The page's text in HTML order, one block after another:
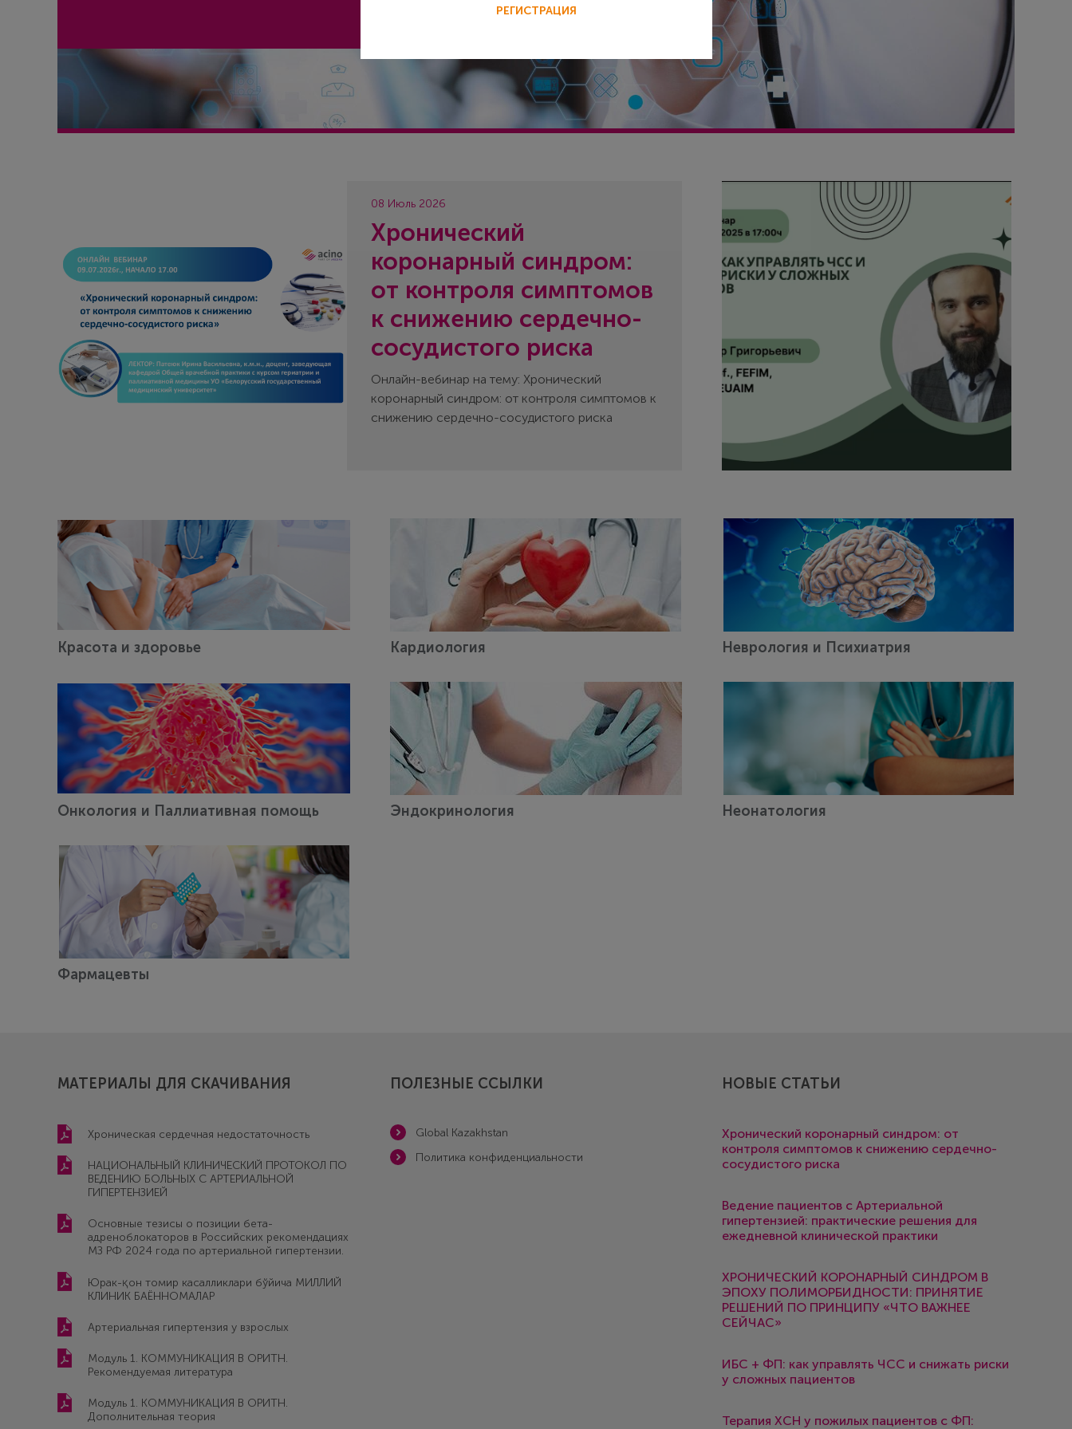
РЕГИСТРАЦИЯ
08 Июль 2026
Хронический
коронарный синдром:
от контроля симптомов
к снижению сердечно-
сосудистого риска
Онлайн-вебинар на тему: Хронический
коронарный синдром: от контроля симптомов к
снижению сердечно-сосудистого риска
снижать риски у сложных пациентов
Арутюнов Александр Григорьевич
Красота и здоровье Кардиология Неврология и Психиатрия
Онкология и Паллиативная помощь Эндокринология Неонатология
Фармацевты
МАТЕРИАЛЫ ДЛЯ СКАЧИВАНИЯ
Хроническая сердечная недостаточность
НАЦИОНАЛЬНЫЙ КЛИНИЧЕСКИЙ ПРОТОКОЛ ПО
ВЕДЕНИЮ БОЛЬНЫХ С АРТЕРИАЛЬНОЙ
ГИПЕРТЕНЗИЕЙ
Основные тезисы о позиции бета-
адреноблокаторов в Российских рекомендациях
МЗ РФ 2024 года по артериальной гипертензии.
Юрак-қон томир касалликлари бўйича МИЛЛИЙ
КЛИНИК БАЁННОМАЛАР
Артериальная гипертензия у взрослых
Модуль 1. КОММУНИКАЦИЯ В ОРИТН.
Рекомендуемая литература
Модуль 1. КОММУНИКАЦИЯ В ОРИТН.
Дополнительная теория
ПОЛЕЗНЫЕ ССЫЛКИ
Global Kazakhstan
Политика конфиденциальности
НОВЫЕ СТАТЬИ
Хронический коронарный синдром: от
контроля симптомов к снижению сердечно-
сосудистого риска
Ведение пациентов с Артериальной
гипертензией: практические решения для
ежедневной клинической практики
ХРОНИЧЕСКИЙ КОРОНАРНЫЙ СИНДРОМ В
ЭПОХУ ПОЛИМОРБИДНОСТИ: ПРИНЯТИЕ
РЕШЕНИЙ ПО ПРИНЦИПУ «ЧТО ВАЖНЕЕ
СЕЙЧАС»
ИБС + ФП: как управлять ЧСС и снижать риски
у сложных пациентов
Терапия ХСН у пожилых пациентов с ФП: